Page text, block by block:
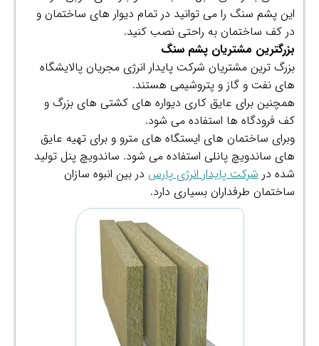
این پشم سنگ را می توانید در تمام دیوار های ساختمان و
در کف ساختمان به راحتی نصب کنید.
بزرگترین مشتریان پشم سنگ
بزرگ ترین مشتریان شرکت پایدار انرژی مجریان پالایشگاه
های نفت و گاز و پتروشیمی هستند.
همچنین برای عایق کاری دیواره های کشتی های بزرگ و
کف فرودگاه ها استفاده می شود.
وبرای ساختمان های ایستگاه های مترو و برای تهیه عایق
های ساندویچ پانلی استفاده می شود. ساندویچ پنل تولید
شده درشرکت پایدار انرژی پارس در بین انبوه سازان
ساختمان طرفداران بسیاری دارد.